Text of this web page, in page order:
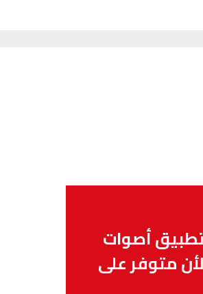
أصوات
متوفر على